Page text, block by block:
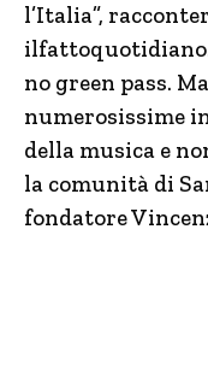
l’Italia”,
no green pass.
numerosissime
della musica e
la comunità di
fondatore